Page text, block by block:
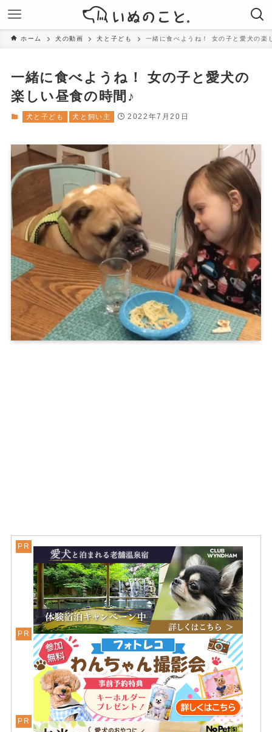
ホーム 犬の動画 犬と子ども 一緒に食べようね！ 女の子と愛犬の楽
一緒に食べようね！ 女の子と愛犬の
楽しい昼食の時間♪
犬と子ども 犬と飼い主 2022年7月20日